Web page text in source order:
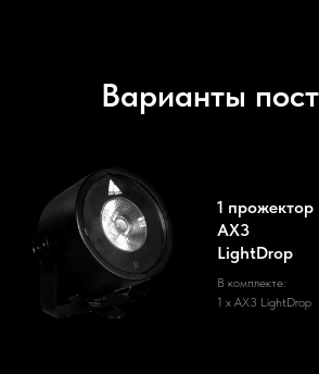
Варианты
1 прожектор
AX3
LightDrop
В комплекте:
1 х AX3 LightDrop